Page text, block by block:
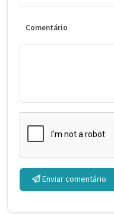
Comentário
Enviar comentário